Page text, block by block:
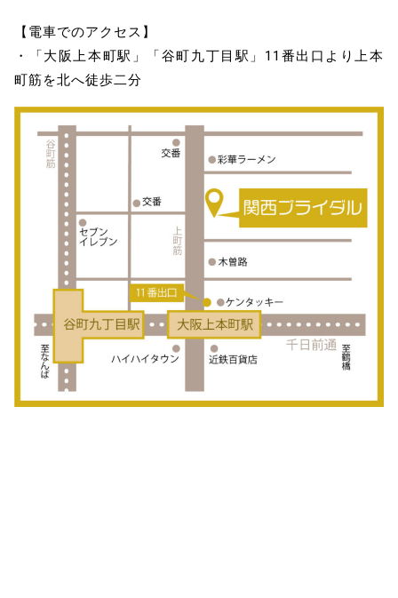
【電車でのアクセス】
・「大阪上本町駅」「谷町九丁目駅」11番出口より上本
町筋を北へ徒歩二分